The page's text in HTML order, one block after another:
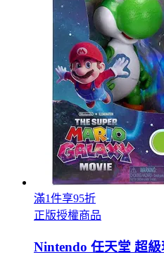
滿1件享95折
正版授權商品
Nintendo 任天堂 超